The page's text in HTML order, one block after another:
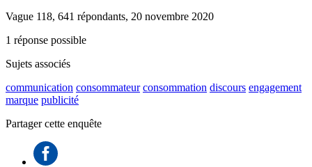
Vague 118, 641 répondants, 20 novembre 2020
1 réponse possible
Sujets associés
communication consommateur consommation discours engagement
marque publicité
Partager cette enquête